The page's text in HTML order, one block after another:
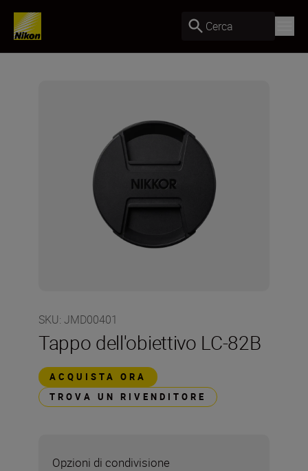
Cerca
SKU: JMD00401
Tappo dell'obiettivo LC-82B
ACQUISTA ORA
TROVA UN RIVENDITORE
Opzioni di condivisione